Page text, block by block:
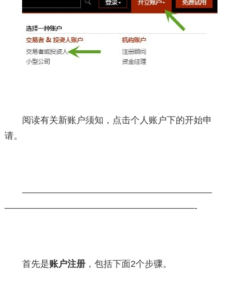
阅读有关新账户须知，点击个人账户下的开始申
请。
—————————————————————
—————————————————————-
首先是账户注册 ，包括下面2个步骤。